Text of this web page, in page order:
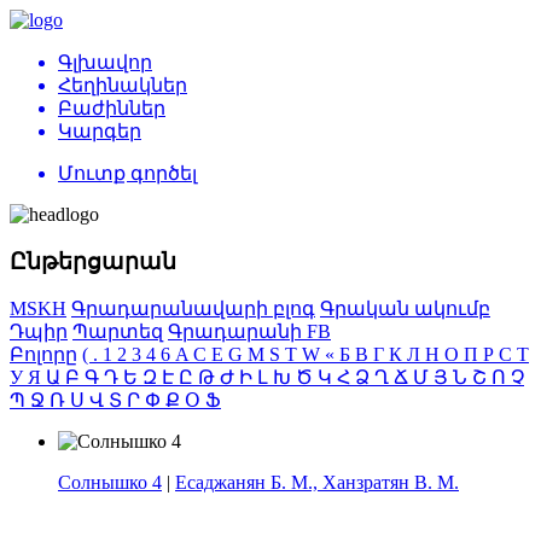
Գլխավոր
Հեղինակներ
Բաժիններ
Կարգեր
Մուտք գործել
Ընթերցարան
MSKH Գրադարանավարի բլոգ Գրական ակումբ
Դպիր Պարտեզ Գրադարանի FB
Բոլորը ( . 1 2 3 4 6 AC E G M S T W « Б В Г К Л Н О П Р С Т
УЯ Ա Բ Գ Դ Ե Զ Է Ը Թ Ժ Ի Լ Խ Ծ Կ Հ Ձ Ղ Ճ Մ Յ Ն Շ Ո Չ
Պ Ջ Ռ Ս Վ Տ Ր Փ Ք Օ Ֆ
Солнышко 4 | Есаджанян Б. М., Ханзратян В. М.